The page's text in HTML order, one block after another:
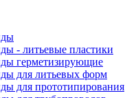
- литьевые пластики
герметизирующие
для литьевых форм
для прототипирования